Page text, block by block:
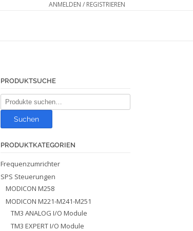
ANMELDEN / REGISTRIEREN
PRODUKTSUCHE
Suche
nach:
Suchen
PRODUKTKATEGORIEN
Frequenzumrichter
SPS Steuerungen
MODICON M258
MODICON M221-M241-M251
TM3 ANALOG I/O Module
TM3 EXPERT I/O Module